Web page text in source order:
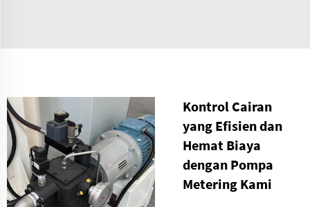
Kontrol Cairan
yang Efisien dan
Hemat Biaya
dengan Pompa
Metering Kami